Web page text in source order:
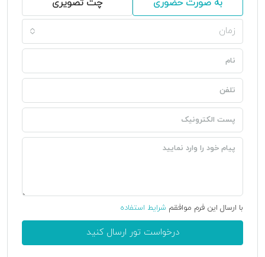
به صورت حضوری چت تصویری
زمان
با ارسال این فرم موافقم شرایط استفاده
درخواست تور ارسال کنید